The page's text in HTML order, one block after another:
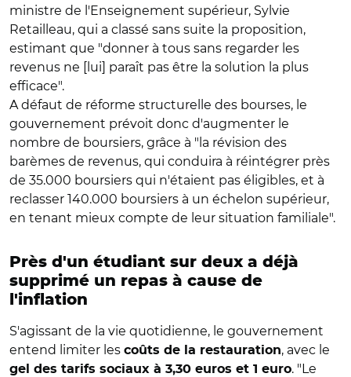
ministre de l'Enseignement supérieur, Sylvie
Retailleau, qui a classé sans suite la proposition,
estimant que "donner à tous sans regarder les
revenus ne [lui] paraît pas être la solution la plus
efficace".
A défaut de réforme structurelle des bourses, le
gouvernement prévoit donc d'augmenter le
nombre de boursiers, grâce à "la révision des
barèmes de revenus, qui conduira à réintégrer près
de 35.000 boursiers qui n'étaient pas éligibles, et à
reclasser 140.000 boursiers à un échelon supérieur,
en tenant mieux compte de leur situation familiale".
Près d'un étudiant sur deux a déjà
supprimé un repas à cause de
l'inflation
S'agissant de la vie quotidienne, le gouvernement
entend limiter les coûts de la restauration, avec le
gel des tarifs sociaux à 3,30 euros et 1 euro. "Le